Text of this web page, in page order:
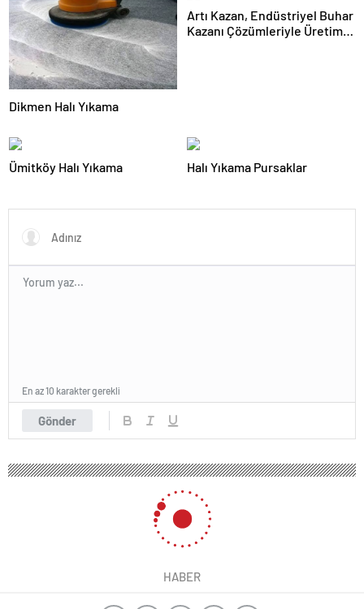
Dikmen Halı Yıkama
Artı Kazan, Endüstriyel Buhar
Kazanı Çözümleriyle Üretim
Ümitköy Halı Yıkama Halı Yıkama Pursaklar
Gönder
En az 10 karakter gerekli
HABER